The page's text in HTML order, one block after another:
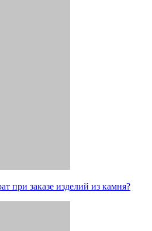
при заказе изделий из камня?